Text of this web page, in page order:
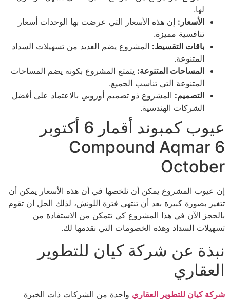
لها.
الأسعار: إن هذه الأسعار التي عرضت بها الوحدات أسعار
تنافسية مميزة.
باقات التقسيط: المشروع يضم العديد من تسهيلات السداد
المتنوعة.
المساحات المتنوعة: يتمتع المشروع بكونه يضم المساحات
المتنوعة التي تناسب الجميع.
التصميم: المشروع ذو تصميم أوروبي بالاعتماد على أفضل
الشركات الهندسية.
عيوب كمبوند أقمار 6 أكتوبر
Compound Aqmar 6
October
إن عيوب المشروع يمكن أن نلخصها في أن هذه الأسعار يمكن أن
تتغير بصورة كبيرة بعد أن تنتهي فترة اللونش، لذلك الحل ان تقوم
بالحجز الآن في هذا المشروع كي تتمكن من الاستفادة من
تسهيلات السداد وهذه الخصومات التي نقدمها لك.
نبذة عن شركة كيان للتطوير
العقاري
شركة كيان للتطوير العقاري واحدة من الشركات ذات الخبرة